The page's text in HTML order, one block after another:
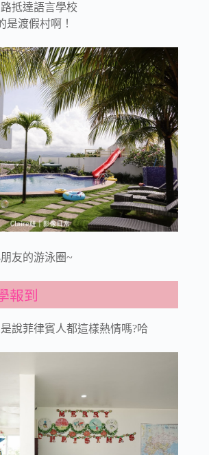
抵達語言學校
是渡假村啊！
友的游泳圈~
報到
說菲律賓人都這樣熱情嗎?哈